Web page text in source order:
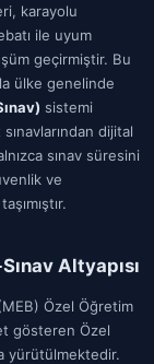
karayolu
ile uyum
geçirmiştir. Bu
ülke genelinde
sistemi
dijital
sınav süresini
ve
Altyapısı
Özel Öğretim
gösteren Özel
yürütülmektedir.